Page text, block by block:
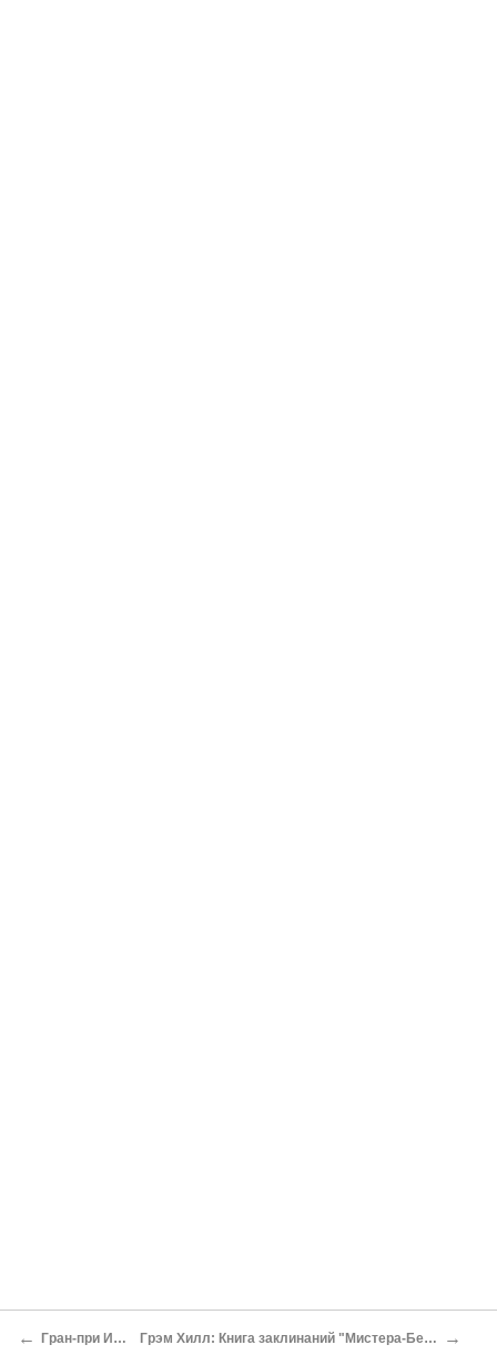
← Гран-при Испании Грэм Хилл: Книга заклинаний "Мистера-Бесстрастное Лицо" →